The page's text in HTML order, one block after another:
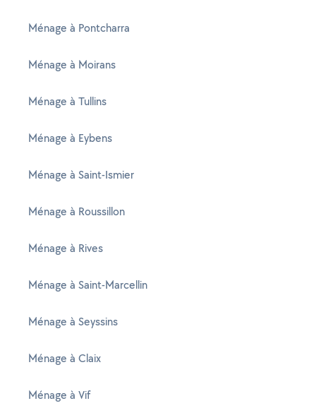
Ménage à Pontcharra
Ménage à Moirans
Ménage à Tullins
Ménage à Eybens
Ménage à Saint-Ismier
Ménage à Roussillon
Ménage à Rives
Ménage à Saint-Marcellin
Ménage à Seyssins
Ménage à Claix
Ménage à Vif